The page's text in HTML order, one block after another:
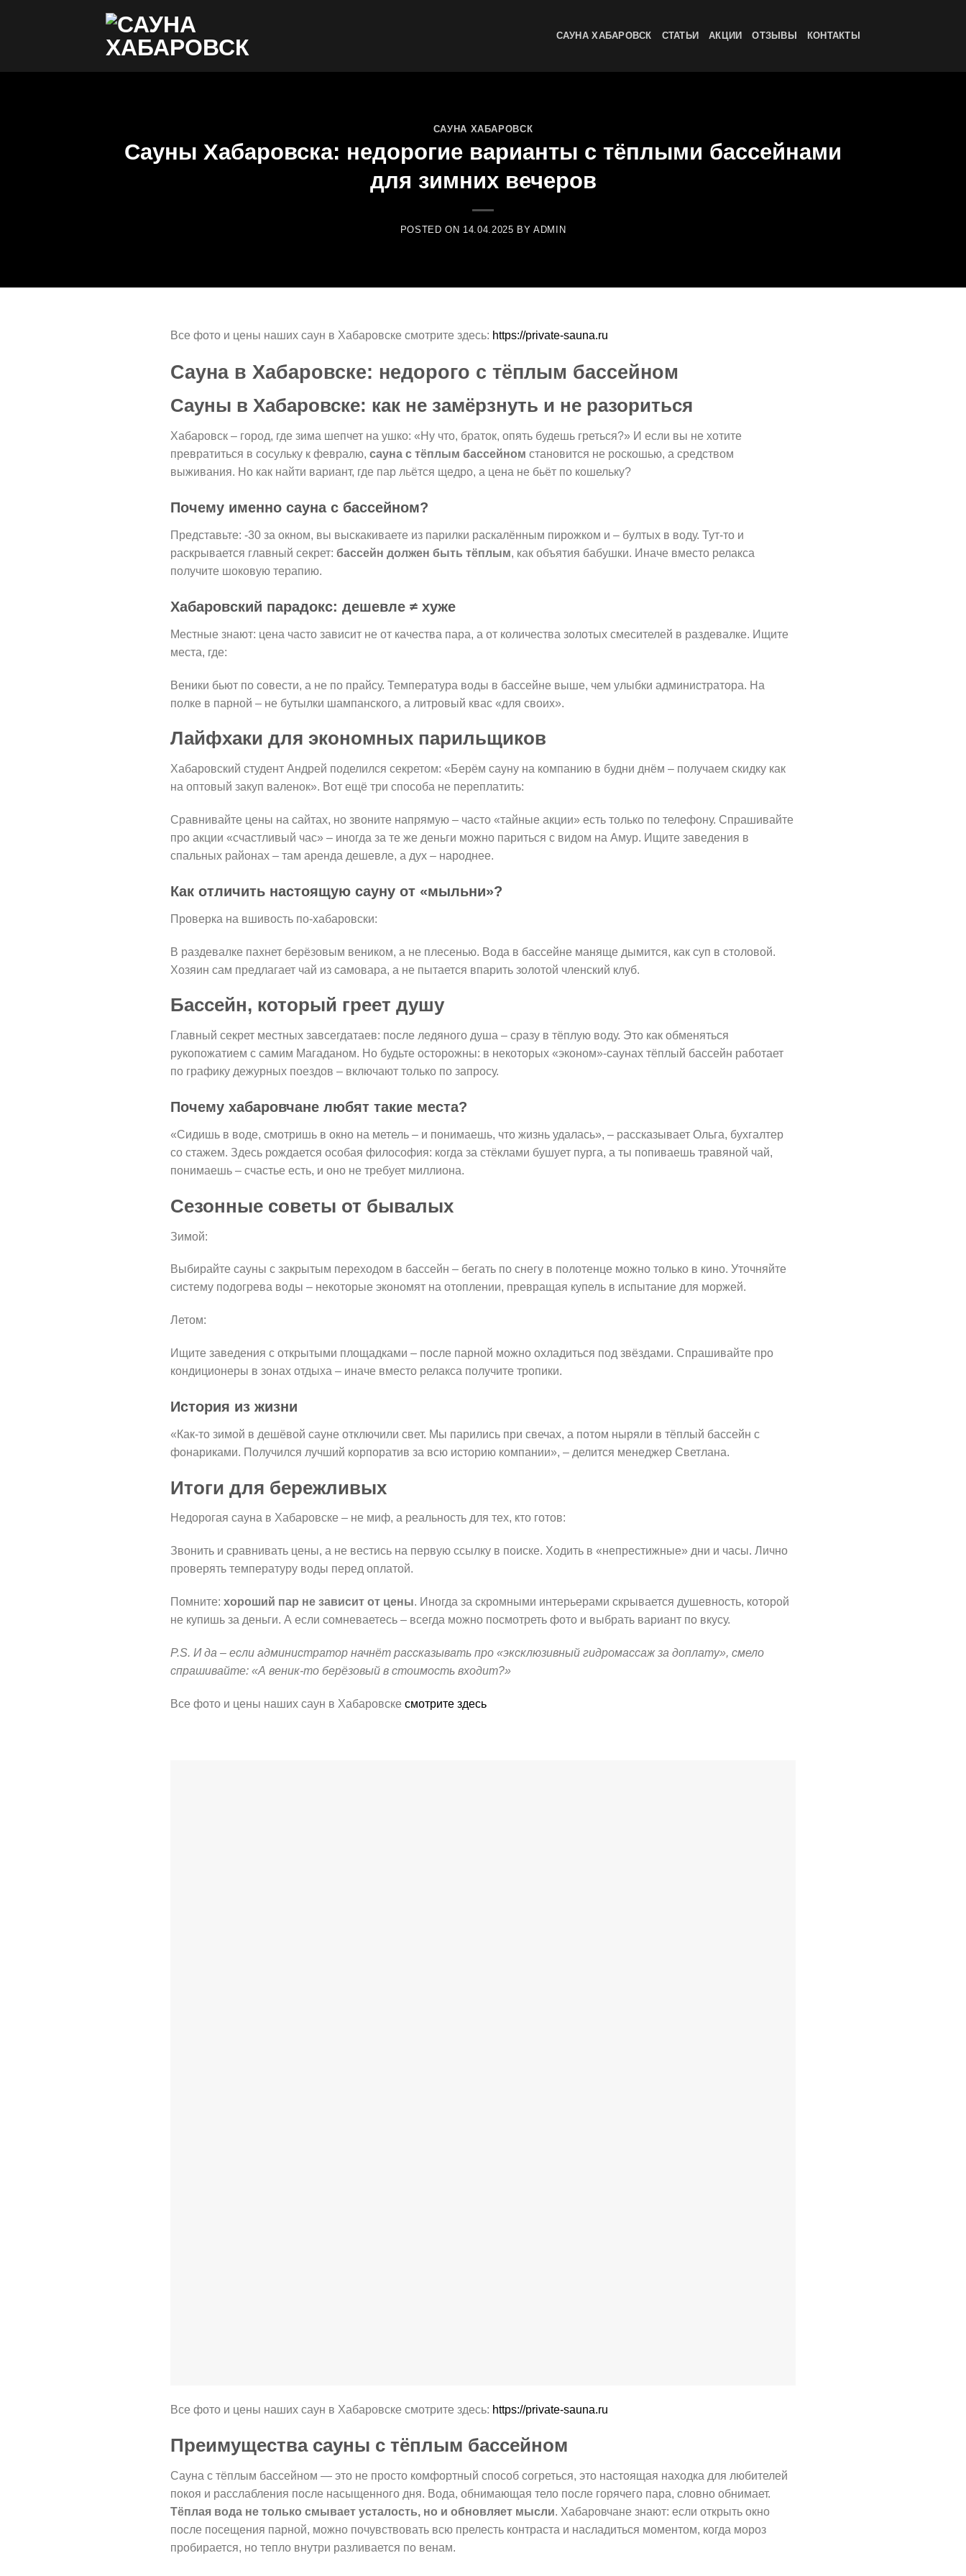
САУНА ХАБАРОВСК СТАТЬИ АКЦИИ ОТЗЫВЫ КОНТАКТЫ
САУНА ХАБАРОВСК
Сауны Хабаровска: недорогие варианты с тёплыми бассейнами
для зимних вечеров
POSTED ON 14.04.2025 BYADMIN
Все фото и цены наших саун в Хабаровске смотрите здесь: https://private-sauna.ru
Сауна в Хабаровске: недорого с тёплым бассейном
Сауны в Хабаровске: как не замёрзнуть и не разориться
Хабаровск – город, где зима шепчет на ушко: «Ну что, браток, опять будешь греться?» И если вы не хотите
превратиться в сосульку к февралю, сауна с тёплым бассейном становится не роскошью, а средством
выживания. Но как найти вариант, где пар льётся щедро, а цена не бьёт по кошельку?
Почему именно сауна с бассейном?
Представьте: -30 за окном, вы выскакиваете из парилки раскалённым пирожком и – бултых в воду. Тут-то и
раскрывается главный секрет: бассейн должен быть тёплым, как объятия бабушки. Иначе вместо релакса
получите шоковую терапию.
Хабаровский парадокс: дешевле ≠ хуже
Местные знают: цена часто зависит не от качества пара, а от количества золотых смесителей в раздевалке. Ищите
места, где:
Веники бьют по совести, а не по прайсу. Температура воды в бассейне выше, чем улыбки администратора. На
полке в парной – не бутылки шампанского, а литровый квас «для своих».
Лайфхаки для экономных парильщиков
Хабаровский студент Андрей поделился секретом: «Берём сауну на компанию в будни днём – получаем скидку как
на оптовый закуп валенок». Вот ещё три способа не переплатить:
Сравнивайте цены на сайтах, но звоните напрямую – часто «тайные акции» есть только по телефону. Спрашивайте
про акции «счастливый час» – иногда за те же деньги можно париться с видом на Амур. Ищите заведения в
спальных районах – там аренда дешевле, а дух – народнее.
Как отличить настоящую сауну от «мыльни»?
Проверка на вшивость по-хабаровски:
В раздевалке пахнет берёзовым веником, а не плесенью. Вода в бассейне маняще дымится, как суп в столовой.
Хозяин сам предлагает чай из самовара, а не пытается впарить золотой членский клуб.
Бассейн, который греет душу
Главный секрет местных завсегдатаев: после ледяного душа – сразу в тёплую воду. Это как обменяться
рукопожатием с самим Магаданом. Но будьте осторожны: в некоторых «эконом»-саунах тёплый бассейн работает
по графику дежурных поездов – включают только по запросу.
Почему хабаровчане любят такие места?
«Сидишь в воде, смотришь в окно на метель – и понимаешь, что жизнь удалась», – рассказывает Ольга, бухгалтер
со стажем. Здесь рождается особая философия: когда за стёклами бушует пурга, а ты попиваешь травяной чай,
понимаешь – счастье есть, и оно не требует миллиона.
Сезонные советы от бывалых
Зимой:
Выбирайте сауны с закрытым переходом в бассейн – бегать по снегу в полотенце можно только в кино. Уточняйте
систему подогрева воды – некоторые экономят на отоплении, превращая купель в испытание для моржей.
Летом:
Ищите заведения с открытыми площадками – после парной можно охладиться под звёздами. Спрашивайте про
кондиционеры в зонах отдыха – иначе вместо релакса получите тропики.
История из жизни
«Как-то зимой в дешёвой сауне отключили свет. Мы парились при свечах, а потом ныряли в тёплый бассейн с
фонариками. Получился лучший корпоратив за всю историю компании», – делится менеджер Светлана.
Итоги для бережливых
Недорогая сауна в Хабаровске – не миф, а реальность для тех, кто готов:
Звонить и сравнивать цены, а не вестись на первую ссылку в поиске. Ходить в «непрестижные» дни и часы. Лично
проверять температуру воды перед оплатой.
Помните: хороший пар не зависит от цены. Иногда за скромными интерьерами скрывается душевность, которой
не купишь за деньги. А если сомневаетесь – всегда можно посмотреть фото и выбрать вариант по вкусу.
P.S. И да – если администратор начнёт рассказывать про «эксклюзивный гидромассаж за доплату», смело
спрашивайте: «А веник-то берёзовый в стоимость входит?»
Все фото и цены наших саун в Хабаровске смотрите здесь
Все фото и цены наших саун в Хабаровске смотрите здесь: https://private-sauna.ru
Преимущества сауны с тёплым бассейном
Сауна с тёплым бассейном — это не просто комфортный способ согреться, это настоящая находка для любителей
покоя и расслабления после насыщенного дня. Вода, обнимающая тело после горячего пара, словно обнимает.
Тёплая вода не только смывает усталость, но и обновляет мысли. Хабаровчане знают: если открыть окно
после посещения парной, можно почувствовать всю прелесть контраста и насладиться моментом, когда мороз
пробирается, но тепло внутри разливается по венам.